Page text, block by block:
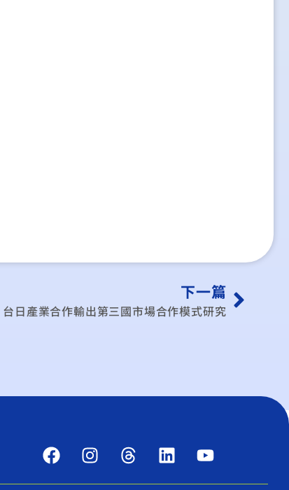
下一篇
台日產業合作輸出第三國市場合作模式研究